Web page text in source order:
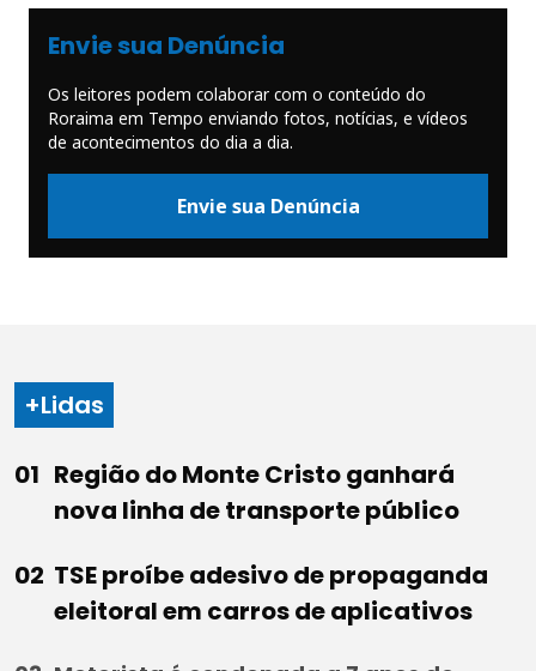
Envie sua Denúncia
Os leitores podem colaborar com o conteúdo do
Roraima em Tempo enviando fotos, notícias, e vídeos
de acontecimentos do dia a dia.
Envie sua Denúncia
+Lidas
Região do Monte Cristo ganhará
nova linha de transporte público
TSE proíbe adesivo de propaganda
eleitoral em carros de aplicativos